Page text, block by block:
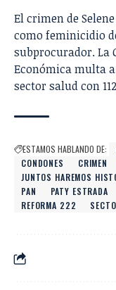
Elcrimen de
como feminicidio
subprocurador. La
Económica multa
sector salud con
ESTAMOS HABLANDO DE:
CONDONES
CRIMEN
JUNTOS HAREMOS
PAN
PATY ESTRADA
REFORMA 222